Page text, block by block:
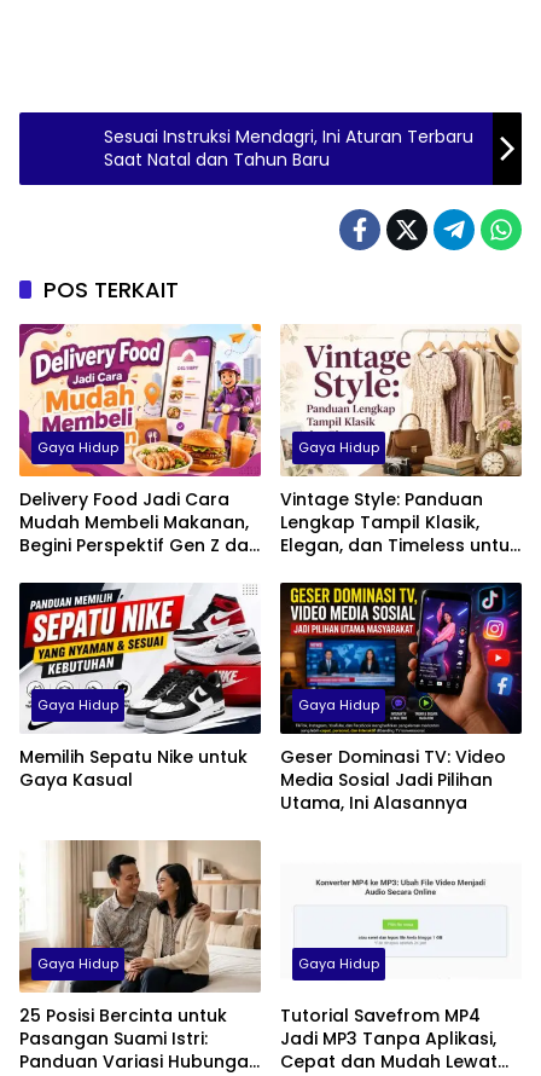
Sesuai Instruksi Mendagri, Ini Aturan Terbaru
Saat Natal dan Tahun Baru
POS TERKAIT
Gaya Hidup
Delivery Food Jadi Cara
Mudah Membeli Makanan,
Begini Perspektif Gen Z dan
Gaya Hidup
Vintage Style: Panduan
Lengkap Tampil Klasik,
Elegan, dan Timeless untuk
Gaya Hidup
Memilih Sepatu Nike untuk
Gaya Kasual
Gaya Hidup
Geser Dominasi TV: Video
Media Sosial Jadi Pilihan
Utama, Ini Alasannya
Gaya Hidup
25 Posisi Bercinta untuk
Pasangan Suami Istri:
Panduan Variasi Hubungan
Gaya Hidup
Tutorial Savefrom MP4
Jadi MP3 Tanpa Aplikasi,
Cepat dan Mudah Lewat